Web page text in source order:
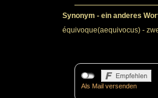
Synonym - ein anderes
équivoque(aequivocus) -
Als Mail versenden